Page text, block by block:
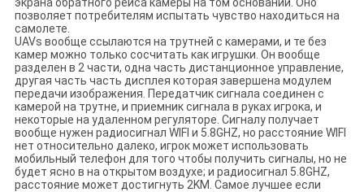
экрана обратного рейса камеры на том основании. Оно
позволяет потребителям испытать чувство находиться на
самолете.
UAVs вообще ссылаются на трутней с камерами, и те без
камер можно только сосчитать как игрушки. Он вообще
разделен в 2 части, одна часть дистанционное управление,
другая часть часть дисплея которая завершена модулем
передачи изображения. Передатчик сигнала соединен с
камерой на трутне, и приемник сигнала в руках игрока, и
некоторые на удаленном регуляторе. Сигналу получает
вообще нужен радиосигнал WIFI и 5.8GHZ, но расстояние WIFI
нет относительно далеко, игрок может использовать
мобильный телефон для того чтобы получить сигналы, но не
будет ясно в на открытом воздухе; и радиосигнал 5.8GHZ,
расстояние может достигнуть 2KM. Самое лучшее если